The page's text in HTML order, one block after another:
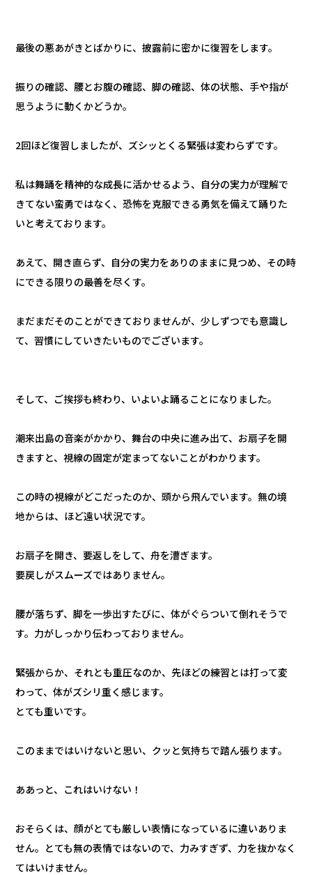
最後の悪あがきとばかりに、披露前に密かに復習をします。
振りの確認、腰とお腹の確認、脚の確認、体の状態、手や指が
思うように動くかどうか。
2回ほど復習しましたが、ズシッとくる緊張は変わらずです。
私は舞踊を精神的な成長に活かせるよう、自分の実力が理解で
きてない蛮勇ではなく、恐怖を克服できる勇気を備えて踊りた
いと考えております。
あえて、開き直らず、自分の実力をありのままに見つめ、その時
にできる限りの最善を尽くす。
まだまだそのことができておりませんが、少しずつでも意識し
て、習慣にしていきたいものでございます。
そして、ご挨拶も終わり、いよいよ踊ることになりました。
潮来出島の音楽がかかり、舞台の中央に進み出て、お扇子を開
きますと、視線の固定が定まってないことがわかります。
この時の視線がどこだったのか、頭から飛んでいます。無の境
地からは、ほど遠い状況です。
お扇子を開き、要返しをして、舟を漕ぎます。
要戻しがスムーズではありません。
腰が落ちず、脚を一歩出すたびに、体がぐらついて倒れそうで
す。力がしっかり伝わっておりません。
緊張からか、それとも重圧なのか、先ほどの練習とは打って変
わって、体がズシリ重く感じます。
とても重いです。
このままではいけないと思い、クッと気持ちで踏ん張ります。
ああっと、これはいけない！
おそらくは、顔がとても厳しい表情になっているに違いありま
せん。とても無の表情ではないので、力みすぎず、力を抜かなく
てはいけません。